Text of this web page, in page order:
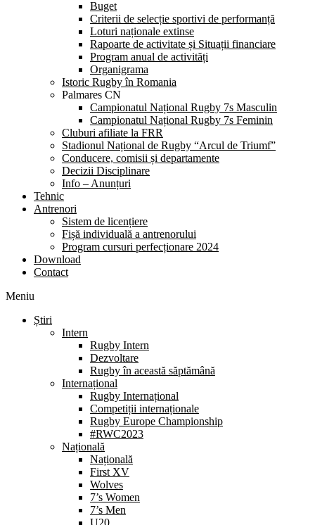
Buget
Criterii de selecție sportivi de performanță
Loturi naționale extinse
Rapoarte de activitate și Situații financiare
Program anual de activități
Organigrama
Istoric Rugby în Romania
Palmares CN
Campionatul Național Rugby 7s Masculin
Campionatul Național Rugby 7s Feminin
Cluburi afiliate la FRR
Stadionul Național de Rugby “Arcul de Triumf”
Conducere, comisii și departamente
Decizii Disciplinare
Info – Anunțuri
Tehnic
Antrenori
Sistem de licențiere
Fișă individuală a antrenorului
Program cursuri perfecționare 2024
Download
Contact
Meniu
Știri
Intern
Rugby Intern
Dezvoltare
Rugby în această săptămână
Internațional
Rugby Internațional
Competiții internaționale
Rugby Europe Championship
#RWC2023
Națională
Națională
First XV
Wolves
7’s Women
7’s Men
U20